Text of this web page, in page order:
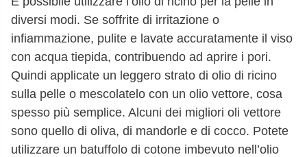
diversi modi. Se soffrite di irritazione o
infiammazione, pulite e lavate accuratamente il viso
con acqua tiepida, contribuendo ad aprire i pori.
Quindi applicate un leggero strato di olio di ricino
sulla pelle o mescolatelo con un olio vettore, cosa
spesso più semplice. Alcuni dei migliori oli vettore
sono quello di oliva, di mandorle e di cocco. Potete
utilizzare un batuffolo di cotone imbevuto nell’olio